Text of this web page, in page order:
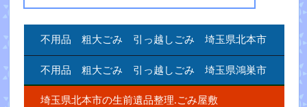
不用品 粗大ごみ 引っ越しごみ 埼玉県北本市
不用品 粗大ごみ 引っ越しごみ 埼玉県鴻巣市
埼玉県北本市の生前遺品整理.ごみ屋敷